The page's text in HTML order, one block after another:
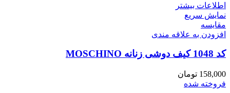
اطلاعات بیشتر
نمایش سریع
مقايسه
افزودن به علاقه مندی
کد 1048 کیف دوشی زنانه MOSCHINO
158,000 تومان
فروخته شده